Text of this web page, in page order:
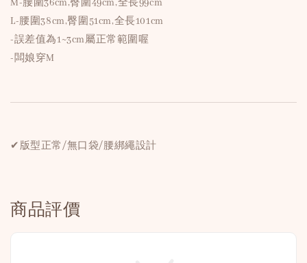
M-腰圍36cm,臀圍49cm,全長99cm
L-腰圍38cm,臀圍51cm,全長101cm
-誤差值為1~3cm屬正常範圍喔
-闆娘穿M
✔版型正常/無口袋/腰綁繩設計
商品評價